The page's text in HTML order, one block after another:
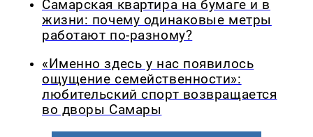
Самарская квартира на бумаге и в
жизни: почему одинаковые метры
работают по-разному?
«Именно здесь у нас появилось
ощущение семейственности»:
любительский спорт возвращается
во дворы Самары